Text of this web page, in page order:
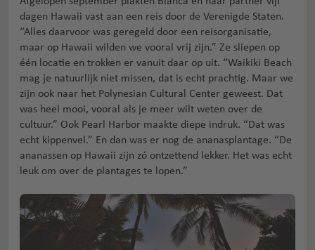
dagen Hawaii vast aan een reis door de Verenigde Staten.
“Alles daarvoor was geregeld door een reisorganisatie,
maar op Hawaii wilden we vooral vrij zijn.” Ze sliepen op
één locatie en trokken er vanuit daar op uit. “Waikiki Beach
mag je natuurlijk niet missen, dat is echt prachtig. Maar we
zijn ook naar het Polynesian Cultural Center geweest. Dat
was heel mooi, vooral als je meer wilt weten over de
cultuur.” Ook Pearl Harbor maakte diepe indruk. “Dat was
echt kippenvel.” En dan was er nog de ananasplantage. “De
ananassen op Hawaii zijn zó ontzettend lekker. Het was echt
leuk om over de plantages te lopen.”